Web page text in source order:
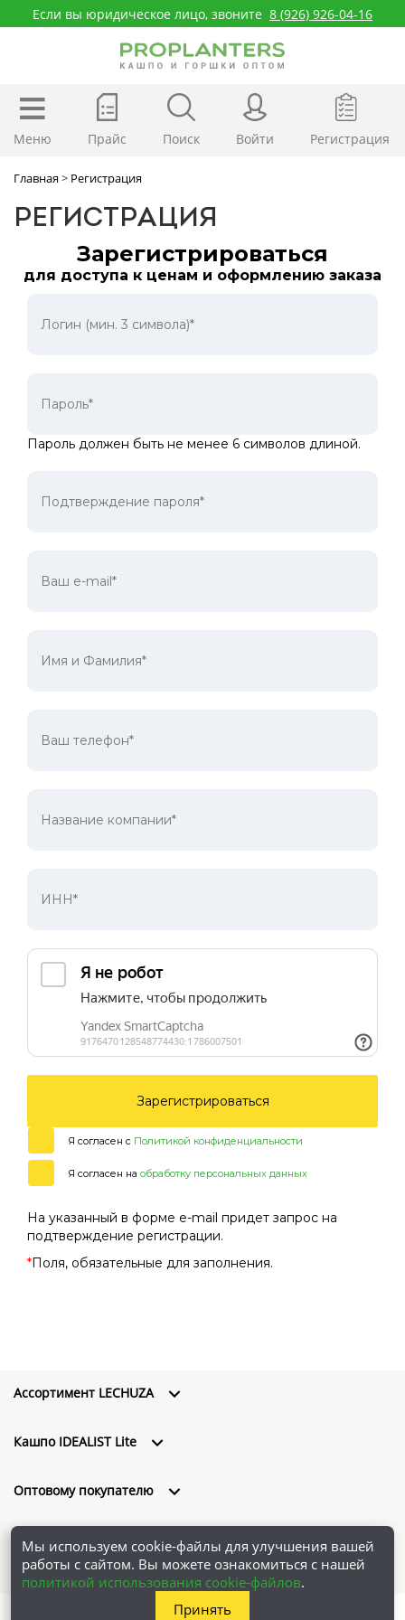
Если вы юридическое лицо, звоните 8 (926) 926-04-16
Меню Прайс Поиск Войти Регистрация
Главная> Регистрация
РЕГИСТРАЦИЯ
Зарегистрироваться
для доступа к ценам и оформлению заказа
Пароль должен быть не менее 6 символов длиной.
Я согласен с Политикой конфиденциальности
Я согласен на обработку персональных данных
Зарегистрироваться
На указанный в форме e-mail придет запрос на
подтверждение регистрации.
*Поля, обязательные для заполнения.
Ассортимент LECHUZA
Кашпо IDEALIST Lite
Оптовому покупателю
О компании
Мы используем cookie-файлы для улучшения вашей
работы с сайтом. Вы можете ознакомиться с нашей
политикой использования cookie-файлов.
Принять